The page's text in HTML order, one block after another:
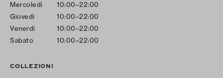
Mercoledì
10:00–22:00
Giovedi
10:00–22:00
Venerdì
10:00–22:00
Sabato
10:00–22:00
COLLEZIONI